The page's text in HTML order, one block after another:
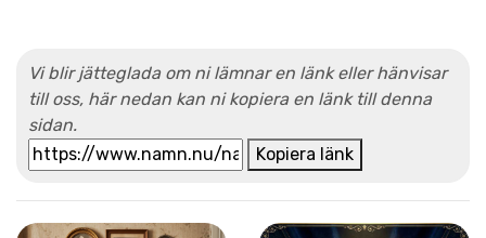
Vi blir jätteglada om ni lämnar en länk eller hänvisar
till oss, här nedan kan ni kopiera en länk till denna
sidan.
Kopiera länk